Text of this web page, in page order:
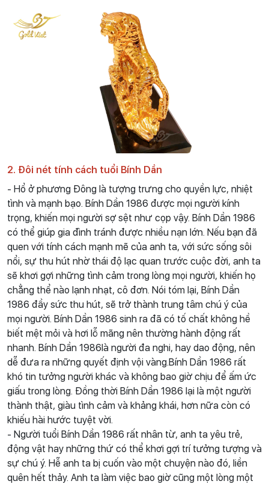
2. Đôi nét tính cách tuổi Bính Dần
- Hổ ở phương Đông là tượng trưng cho quyền lực, nhiệt
tình và mạnh bạo. Bính Dần 1986 được mọi người kính
trọng, khiến mọi người sợ sệt như cọp vậy. Bính Dần 1986
có thể giúp gia đình tránh được nhiều nạn lớn. Nếu bạn đã
quen với tính cách mạnh mẽ của anh ta, với sức sống sôi
nổi, sự thu hút nhờ thái độ lạc quan trước cuộc đời, anh ta
sẽ khơi gợi những tình cảm trong lòng mọi người, khiến họ
chẳng thể nào lạnh nhạt, cô đơn. Nói tóm lại, Bính Dần
1986 đầy sức thu hút, sẽ trở thành trung tâm chú ý của
mọi người. Bính Dần 1986 sinh ra đã có tố chất không hề
biết mệt mỏi và hơi lỗ mãng nên thường hành động rất
nhanh. Bính Dần 1986là người đa nghi, hay dao động, nên
dễ đưa ra những quyết định vội vàng.Bính Dần 1986 rất
khó tin tưởng người khác và không bao giờ chịu để ấm ức
giấu trong lòng. Đồng thời Bính Dần 1986 lại là một người
thành thật, giàu tình cảm và khảng khái, hơn nữa còn có
khiếu hài hước tuyệt vời.
- Người tuổi Bính Dần 1986 rất nhân từ, anh ta yêu trẻ,
động vật hay những thứ có thể khơi gợi trí tưởng tượng và
sự chú ý. Hễ anh ta bị cuốn vào một chuyện nào đó, liền
quên hết thảy. Anh ta làm việc bao giờ cũng một lòng một